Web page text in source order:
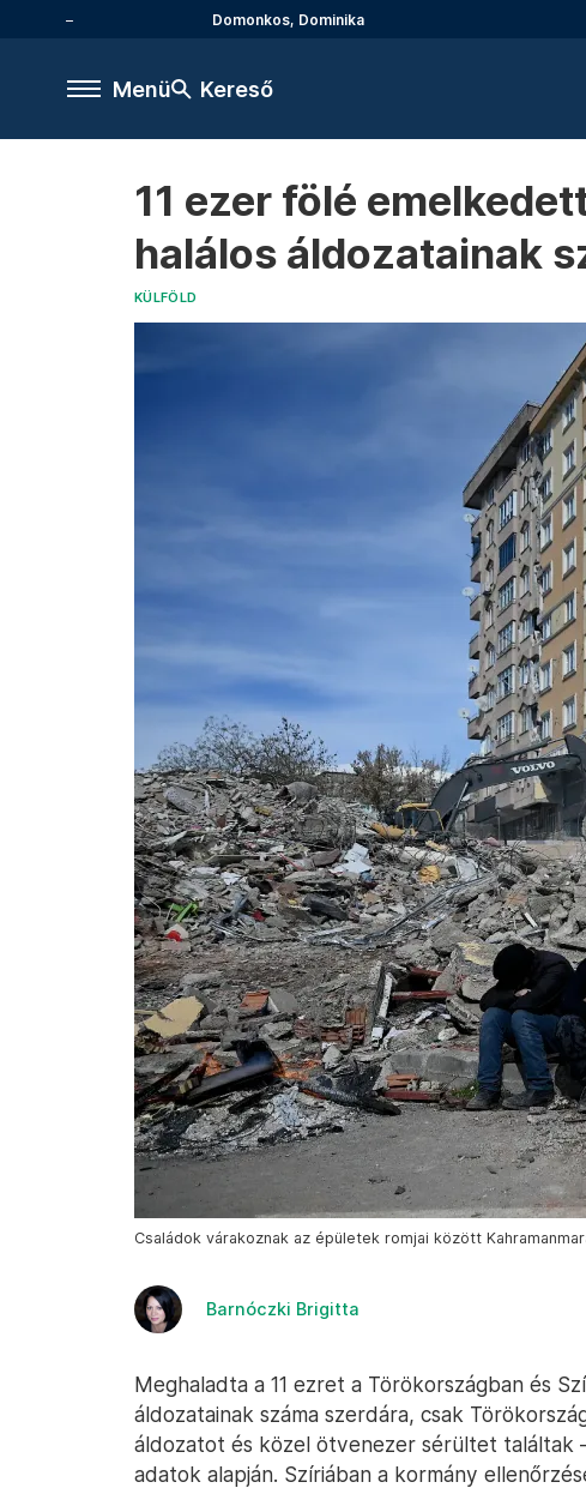
Domonkos, Dominika
Menü Kereső
11 ezer fölé
halálos áldozatainak
KÜLFÖLD
Családok várakoznak az épületek romjai között
Barnóczki Brigitta
Meghaladta a 11 ezret a Törökországban és
áldozatainak száma szerdára, csak
áldozatot és közel ötvenezer sérültet találtak
adatok alapján. Szíriában a kormány